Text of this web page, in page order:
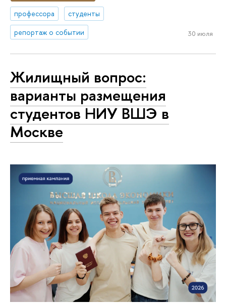
профессора
студенты
репортаж о событии
30 июля
Жилищный вопрос:
варианты размещения
студентов НИУ ВШЭ в
Москве